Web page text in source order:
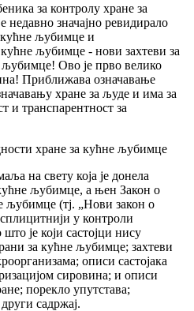
за контролу хране за
значајно ревидирало
љубимце и
кућне љубимце - нови захтеви за
љубимце! Ово је прво велико
Приближава означавање
хране за људе и има за
и транспарентност за
хране за кућне љубимце
на свету која је донела
љубимце, а њен Закон о
љубимце (тј. „Нови закон о
у контроли
је који састојци нису
за кућне љубимце; захтеви
описи састојака
сировина; и описи
порекло упутстава;
садржај.